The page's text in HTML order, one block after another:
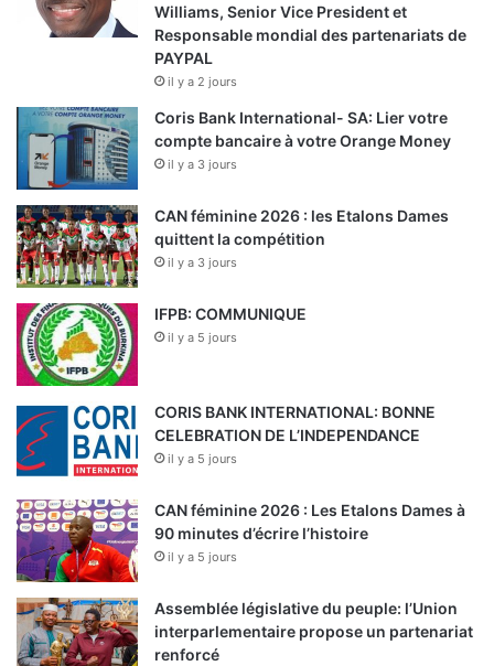
Williams, Senior Vice President et
Responsable mondial des partenariats de
PAYPAL
il y a 2 jours
Coris Bank International- SA: Lier votre
compte bancaire à votre Orange Money
il y a 3 jours
CAN féminine 2026 : les Etalons Dames
quittent la compétition
il y a 3 jours
IFPB: COMMUNIQUE
il y a 5 jours
CORIS BANK INTERNATIONAL: BONNE
CELEBRATION DE L’INDEPENDANCE
il y a 5 jours
CAN féminine 2026 : Les Etalons Dames à
90 minutes d’écrire l’histoire
il y a 5 jours
Assemblée législative du peuple: l’Union
interparlementaire propose un partenariat
renforcé